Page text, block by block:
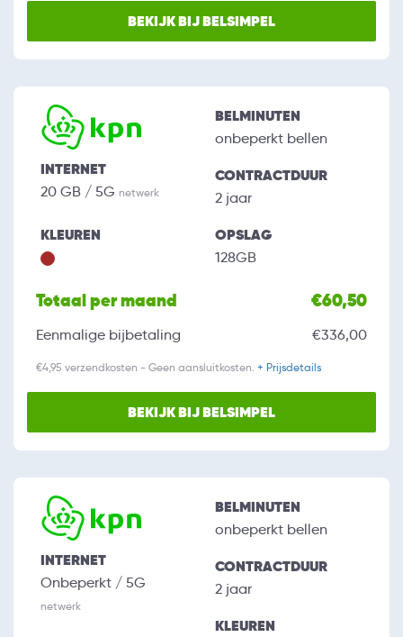
BEKIJK BIJ BELSIMPEL
INTERNET
20 GB / 5G netwerk
BELMINUTEN
onbeperkt bellen
CONTRACTDUUR
2 jaar
KLEUREN OPSLAG
128GB
Totaal per maand €60,50
Eenmalige bijbetaling €336,00
€4,95 verzendkosten - Geen aansluitkosten. + Prijsdetails
BEKIJK BIJ BELSIMPEL
INTERNET
Onbeperkt / 5G
netwerk
BELMINUTEN
onbeperkt bellen
CONTRACTDUUR
2 jaar
KLEUREN